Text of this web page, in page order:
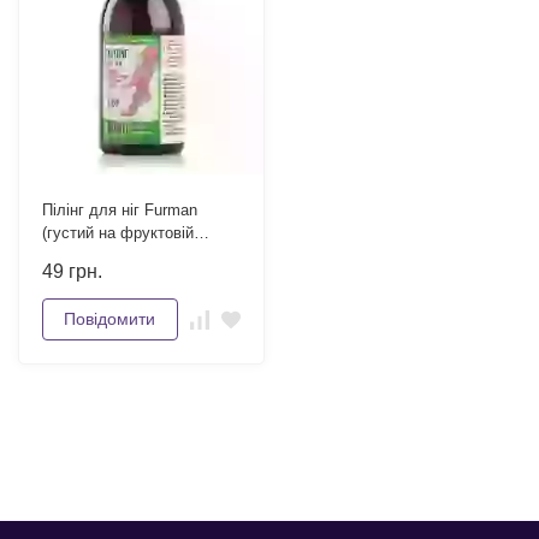
Пілінг для ніг Furman
(густий на фруктовій
49 грн.
Повідомити